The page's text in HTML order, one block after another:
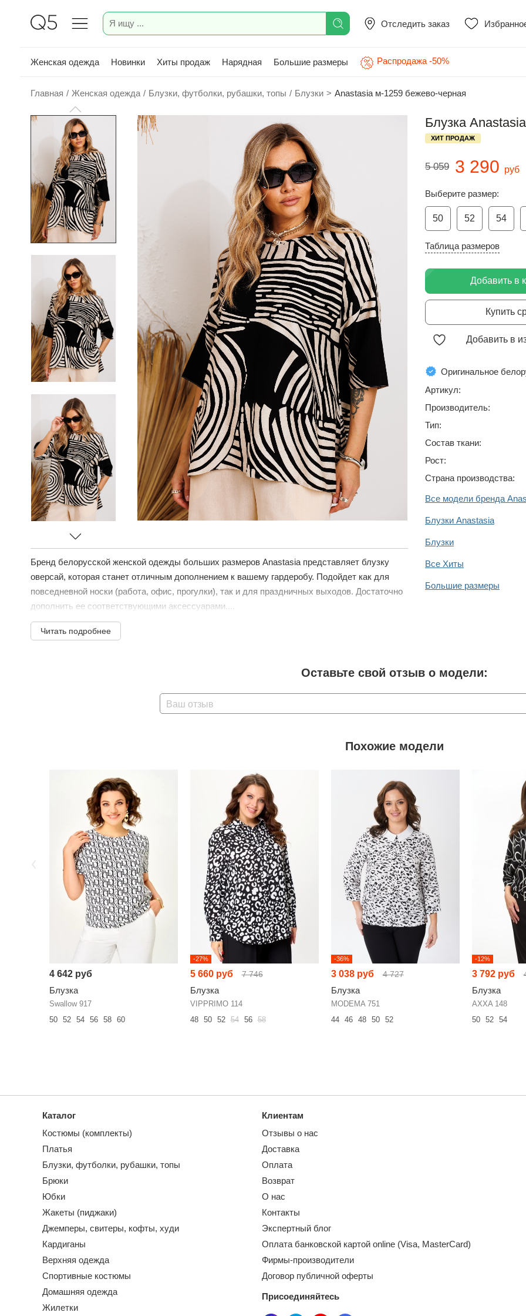
Отследить заказ
Женская одежда Новинки Хиты продаж Нарядная Большие размеры Распродажа -50%
Главная / Женская одежда / Блузки, футболки, рубашки, топы / Блузки > Anastasia м-1259 бежево-черная
Бренд белорусской женской одежды больших размеров Anastasia представляет блузку
оверсай, которая станет отличным дополнением к вашему гардеробу. Подойдет как для
повседневной носки (работа, офис, прогулки), так и для праздничных выходов. Достаточно
дополнить ее соответствующими аксессуарами....
Читать подробнее
Блузка
ХИТ ПРОДАЖ
5 059 3 290 руб
Выберите размер:
50 52 54
Таблица размеров
Добавить в
Купить
Добавить в
Оригинальное
Артикул:
Производитель:
Тип:
Состав ткани:
Рост:
Страна производства:
Все модели бренда
Блузки Anastasia
Блузки
Все Хиты
Большие размеры
Оставьте свой отзыв о модели:
Ваш отзыв
Похожие модели
4 642 руб
Блузка
Swallow 917
50
52 54 56 58 60
-27%
5 660 руб 7 746
Блузка
VIPPRIMО 114
48
50 52 54 56 58
-36%
3 038 руб 4 727
Блузка
MODEMA 751
44
46 48 50 52
-12%
3 792 руб
Блузка
AXXA 148
50
52 54
Каталог
Костюмы (комплекты)
Платья
Блузки, футболки, рубашки, топы
Брюки
Юбки
Жакеты (пиджаки)
Джемперы, свитеры, кофты, худи
Кардиганы
Верхняя одежда
Спортивные костюмы
Домашняя одежда
Жилетки
Клиентам
Отзывы о нас
Доставка
Оплата
Возврат
О нас
Контакты
Экспертный блог
Оплата банковской картой online (Visa, MasterCard)
Фирмы-производители
Договор публичной оферты
Присоединяйтесь